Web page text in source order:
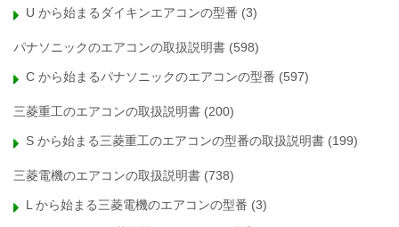
U から始まるダイキンエアコンの型番 (3)
パナソニックのエアコンの取扱説明書 (598)
C から始まるパナソニックのエアコンの型番 (597)
三菱重工のエアコンの取扱説明書 (200)
S から始まる三菱重工のエアコンの型番の取扱説明書 (199)
三菱電機のエアコンの取扱説明書 (738)
L から始まる三菱電機のエアコンの型番 (3)